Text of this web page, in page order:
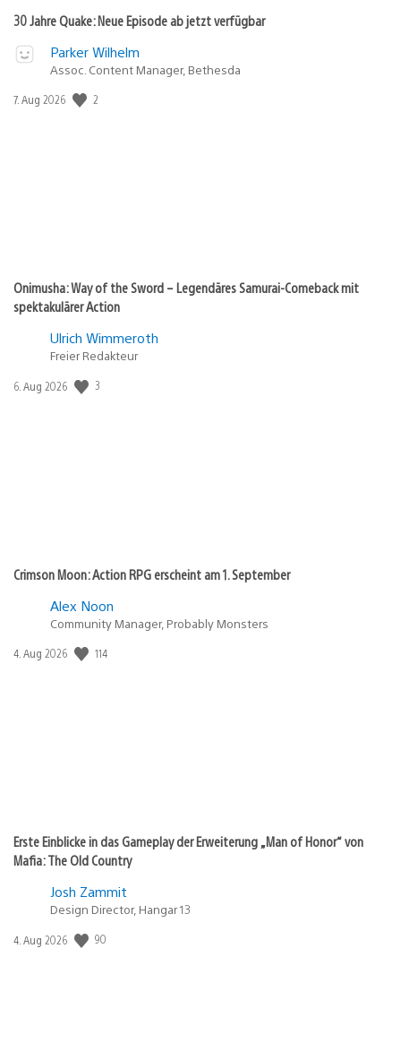
30 Jahre Quake: Neue Episode ab jetzt verfügbar
Parker Wilhelm
Assoc. Content Manager, Bethesda
Veröffentlichungsdatum:
7. Aug 2026 2
Onimusha: Way of the Sword – Legendäres Samurai-Comeback mit
spektakulärer Action
Ulrich Wimmeroth
Freier Redakteur
Veröffentlichungsdatum:
6. Aug 2026 3
Crimson Moon: Action RPG erscheint am 1. September
Alex Noon
Community Manager, Probably Monsters
Veröffentlichungsdatum:
4. Aug 2026 114
Erste Einblicke in das Gameplay der Erweiterung „Man of Honor“ von
Mafia: The Old Country
Josh Zammit
Design Director, Hangar 13
Veröffentlichungsdatum:
4. Aug 2026 90